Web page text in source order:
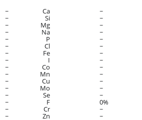
~
~
~
~
~
~
~
~
~
~
~
~
~
~
~
~
Ca ~
Si ~
Mg ~
Na ~
P ~
Cl ~
Fe ~
I ~
Co ~
Mn ~
Cu ~
Mo ~
Se ~
F 0%
Cr ~
Zn ~